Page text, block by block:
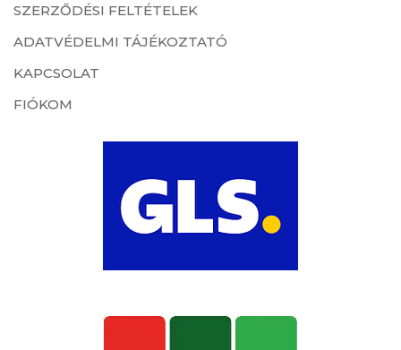
SZERZŐDÉSI FELTÉTELEK
ADATVÉDELMI TÁJÉKOZTATÓ
KAPCSOLAT
FIÓKOM